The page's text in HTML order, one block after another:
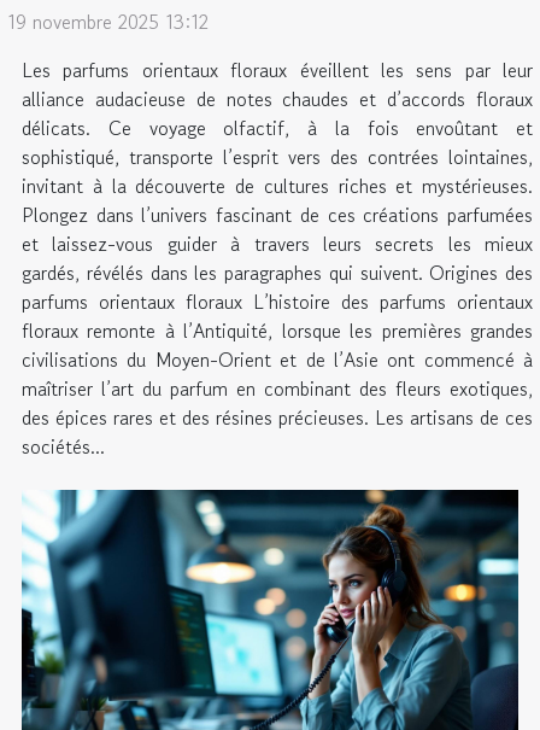
19 novembre 2025 13:12
Les parfums orientaux floraux éveillent les sens par leur
alliance audacieuse de notes chaudes et d’accords floraux
délicats. Ce voyage olfactif, à la fois envoûtant et
sophistiqué, transporte l’esprit vers des contrées lointaines,
invitant à la découverte de cultures riches et mystérieuses.
Plongez dans l’univers fascinant de ces créations parfumées
et laissez-vous guider à travers leurs secrets les mieux
gardés, révélés dans les paragraphes qui suivent. Origines des
parfums orientaux floraux L’histoire des parfums orientaux
floraux remonte à l’Antiquité, lorsque les premières grandes
civilisations du Moyen-Orient et de l’Asie ont commencé à
maîtriser l’art du parfum en combinant des fleurs exotiques,
des épices rares et des résines précieuses. Les artisans de ces
sociétés...